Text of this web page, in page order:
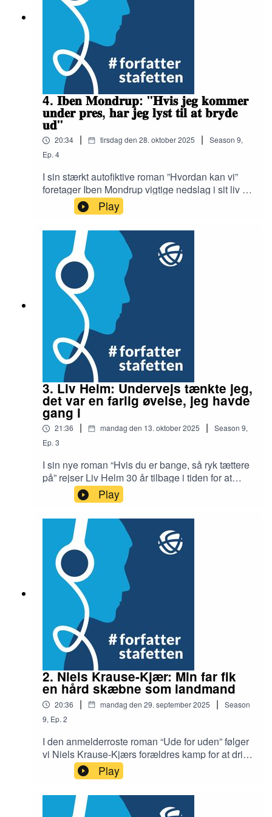
endt med at føle sig ensom derovre.Redaktør: Ib
Helles OlesenInterviewer: Birgitte Bartholdy
4. 𝐈𝐛𝐞𝐧 𝐌𝐨𝐧𝐝𝐫𝐮𝐩: "𝐇𝐯𝐢𝐬 𝐣𝐞𝐠 𝐤𝐨𝐦𝐦𝐞𝐫
𝐮𝐧𝐝𝐞𝐫 𝐩𝐫𝐞𝐬, 𝐡𝐚𝐫 𝐣𝐞𝐠 𝐥𝐲𝐬𝐭 𝐭𝐢𝐥 𝐚𝐭 𝐛𝐫𝐲𝐝𝐞
𝐮𝐝"
20:34 | tirsdag den 28. oktober 2025 | Season 9,
Ep.4
I sin stærkt autofiktive roman ”Hvordan kan vi”
foretager Iben Mondrup vigtige nedslag i sit liv fra
1978 og frem til i dag. Bogen har vakt opsigt med
sine mange hudløst ærlige beskrivelser af et
rastløst kunstnerliv, hvor hun ofte var på flugt fra
det, hun kalder mørket, og drev fra forhold til
forhold, fra bolig til bolig og ud og ind af
venskaber. I dette interview fortæller hun om at
tage sig mod til at være så åben både om
misbrug, svigt, sin efterfødselsreaktion, utroskab,
angst og meget mere.Interview: Birgitte
BartholdyRedaktør: Ib Helles Olesen
Play
3. Liv Helm: Undervejs tænkte jeg,
det var en farlig øvelse, jeg havde
gang i
21:36 | mandag den 13. oktober 2025 | Season 9,
Ep.3
I sin nye roman “Hvis du er bange, så ryk tættere
på” rejser Liv Helm 30 år tilbage i tiden for at
møde sit eget otteårige jeg. Der citeres fra en
rigtig journal fra dengang, der skildrer de
samtaler, hun og hendes forældre havde med en
psykolog, da hun havde oplevet
grænseoverskridende adfærd fra nær
familie. Omkring de citater bruger hun fakta og
fantasi for at forstå, hvad der foregik i pigen, og
hvorfor hun mistede tilliden til, at de voksne
kunne hjælpe hende. Det viser sig at blive en
kraftfuldt frigørende og næsten eventyrlig
rejse. Interviewer: Birgitte BartholdyRedaktør: Ib
Helles Olesen
Play
2. Niels Krause-Kjær: Min far fik
en hård skæbne som landmand
20:36 | mandag den 29. september 2025 |
Season
9, Ep. 2
I den anmelderroste roman “Ude for uden” følger
vi Niels Krause-Kjærs forældres kamp for at drive
en gård med malkekøer fra slutningen af
1940’erne og frem mod nutiden. I den periode gik
landmændene fra at være helte til at blive set på
som forureningsskurke – en omvæltning, Niels
Play